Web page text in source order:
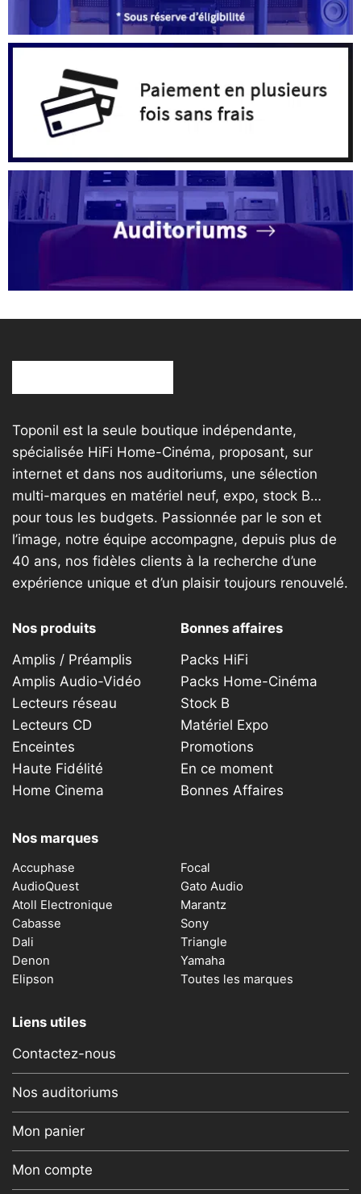
Toponil est la seule boutique indépendante,
spécialisée HiFi Home-Cinéma, proposant, sur
internet et dans nos auditoriums, une sélection
multi-marques en matériel neuf, expo, stock B…
pour tous les budgets. Passionnée par le son et
l’image, notre équipe accompagne, depuis plus de
40 ans, nos fidèles clients à la recherche d’une
expérience unique et d’un plaisir toujours renouvelé.
Nos produits
Amplis / Préamplis
Amplis Audio-Vidéo
Lecteurs réseau
Lecteurs CD
Enceintes
Haute Fidélité
Home Cinema
Bonnes affaires
Packs HiFi
Packs Home-Cinéma
Stock B
Matériel Expo
Promotions
En ce moment
Bonnes Affaires
Nos marques
Accuphase
AudioQuest
Atoll Electronique
Cabasse
Dali
Denon
Elipson
Focal
Gato Audio
Marantz
Sony
Triangle
Yamaha
Toutes les marques
Liens utiles
Contactez-nous
Nos auditoriums
Mon panier
Mon compte